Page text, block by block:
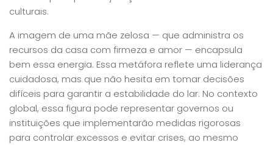
culturais.
A imagem de uma mãe zelosa — que administra os
recursos da casa com firmeza e amor — encapsula
bem essa energia. Essa metáfora reflete uma liderança
cuidadosa, mas que não hesita em tomar decisões
difíceis para garantir a estabilidade do lar. No contexto
global, essa figura pode representar governos ou
instituições que implementarão medidas rigorosas
para controlar excessos e evitar crises, ao mesmo